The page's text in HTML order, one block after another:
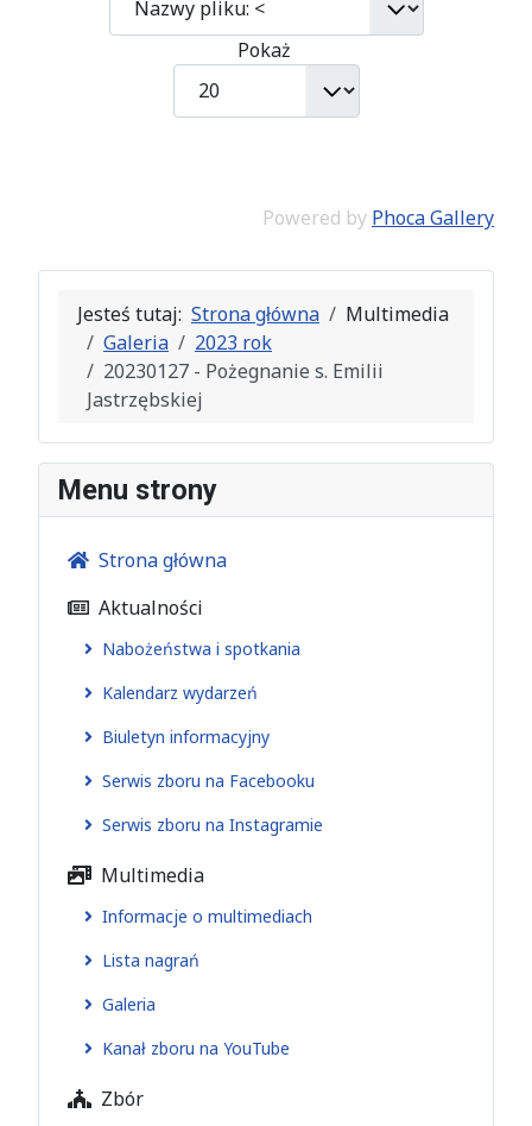
Pokaż
Powered by Phoca Gallery
Jesteś tutaj: Strona główna
Multimedia
Galeria
2023 rok
20230127 - Pożegnanie s. Emilii
Jastrzębskiej
Menu strony
Strona główna
Aktualności
Nabożeństwa i spotkania
Kalendarz wydarzeń
Biuletyn informacyjny
Serwis zboru na Facebooku
Serwis zboru na Instagramie
Multimedia
Informacje o multimediach
Lista nagrań
Galeria
Kanał zboru na YouTube
Zbór